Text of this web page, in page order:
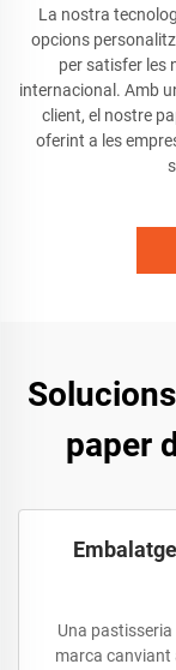
La nostra
opcions
per satisfer les
internacional. Amb
client, el nostre
oferint a les
paper
Una
marca canviant